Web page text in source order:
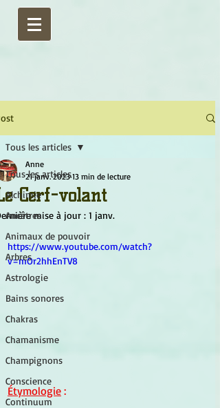
Tous les articles
Alchimie
Ancêtres
Animaux de pouvoir
Arbres
Astrologie
Bains sonores
Chakras
Chamanisme
Champignons
Conscience
Continuum
Tous les articles
Cerf-volant
Anne
21 janv. 2023 13 min de lecture
mise à jour : 1 janv.
https://www.youtube.com/watch?
v=mOr2hhEnTV8
Étymologie :